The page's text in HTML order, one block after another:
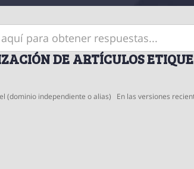
DE ARTÍCULOS
(dominio independiente o alias) En las versiones